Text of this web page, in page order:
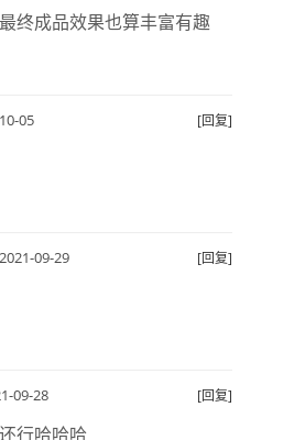
终成品效果也算丰富有趣
05 [回复]
2021-09-29 [回复]
09-28 [回复]
行哈哈哈